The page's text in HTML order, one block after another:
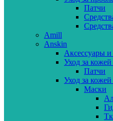
Патчи
Amill
Anskin
Аксессуары
Уход за кожей
Патчи
Уход за
Маски